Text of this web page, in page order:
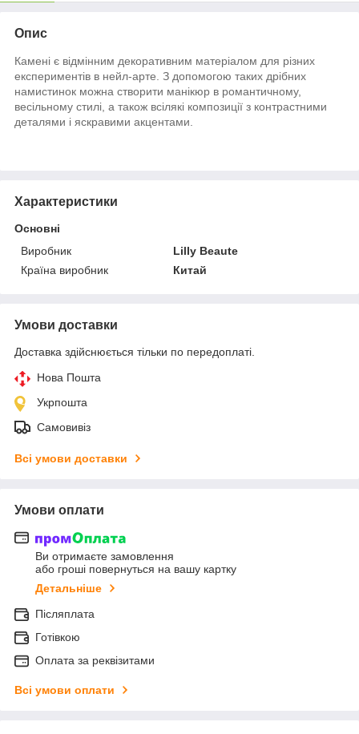
Опис
Камені є відмінним декоративним матеріалом для різних
експериментів в нейл-арте. З допомогою таких дрібних
намистинок можна створити манікюр в романтичному,
весільному стилі, а також всілякі композиції з контрастними
деталями і яскравими акцентами.
Характеристики
Основні
Виробник
Lilly Beaute
Країна виробник
Китай
Умови доставки
Доставка здійснюється тільки по передоплаті.
Нова Пошта
Укрпошта
Самовивіз
Всі умови доставки
Умови оплати
Ви отримаєте замовлення
або гроші повернуться на вашу картку
Детальніше
Післяплата
Готівкою
Оплата за реквізитами
Всі умови оплати